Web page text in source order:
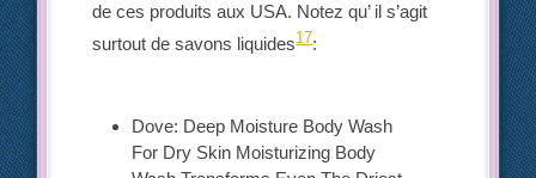
de ces produits aux USA. Notez qu’ il s’agit
surtout de savons liquides17:
Dove: Deep Moisture Body Wash
For Dry Skin Moisturizing Body